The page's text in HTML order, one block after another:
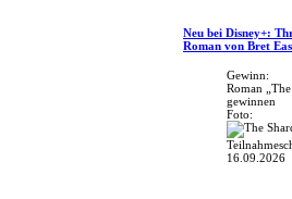
Neu bei Disney+:
Roman von Bret
Gewinn:
Roman
gewinnen
Foto:
16.09.2026